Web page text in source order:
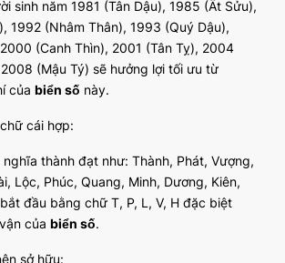
sinh năm 1981 (Tân Dậu), 1985 (Ất Sửu),
1992 (Nhâm Thân), 1993 (Quý Dậu),
(Canh Thìn), 2001 (Tân Tỵ), 2004
(Mậu Tý) sẽ hưởng lợi tối ưu từ
của biển số này.
cái hợp:
thành đạt như: Thành, Phát, Vượng,
Lộc, Phúc, Quang, Minh, Dương, Kiên,
đầu bằng chữ T, P, L, V, H đặc biệt
của biển số.
sở hữu: